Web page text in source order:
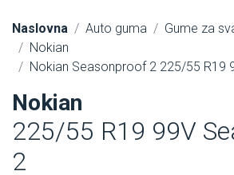
Naslovna Auto guma
Gume za
Nokian
Nokian Seasonproof 2 225/55 R19
Nokian
225/55 R19 99V
2